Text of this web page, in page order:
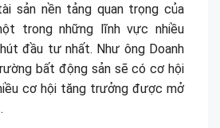
sản nền tảng quan trọng của
trong những lĩnh vực nhiều
đầu tư nhất. Như ông Doanh
bất động sản sẽ có cơ hội
cơ hội tăng trưởng được mở